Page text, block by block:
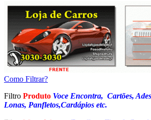
Como Filtrar?
Filtro Produto Voce Encontra, Cartões,
Lonas, Panfletos,Cardápios etc.